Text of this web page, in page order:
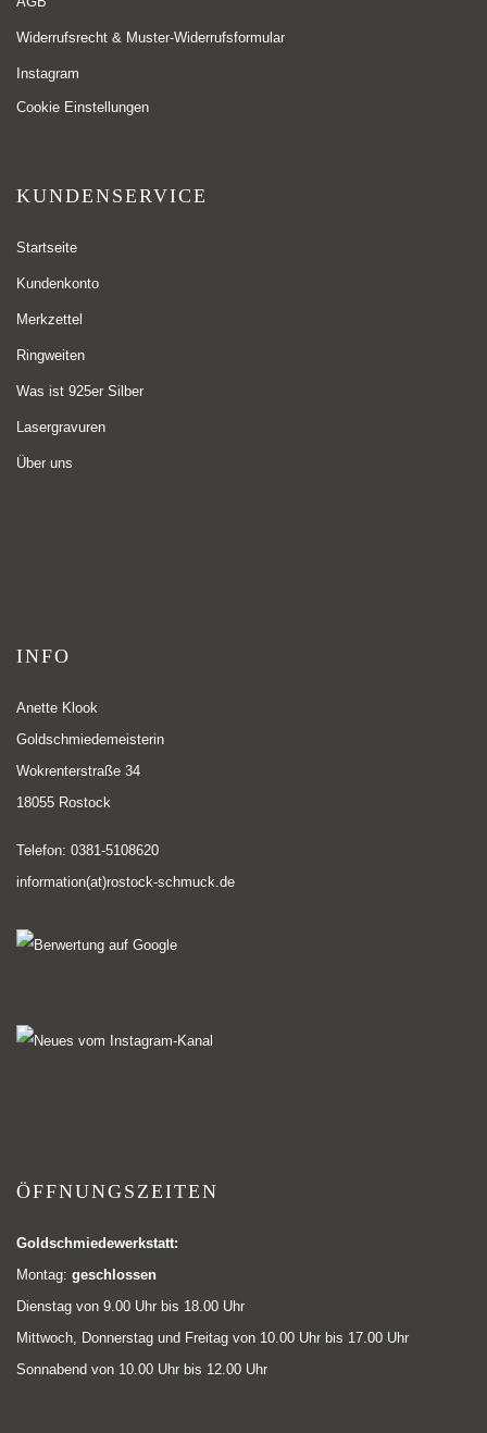
Widerrufsrecht & Muster-Widerrufsformular
Instagram
Cookie Einstellungen
KUNDENSERVICE
Startseite
Kundenkonto
Merkzettel
Ringweiten
Was ist 925er Silber
Lasergravuren
Über uns
INFO
Anette Klook
Goldschmiedemeisterin
Wokrenterstraße 34
18055 Rostock
Telefon: 0381-5108620
information(at)rostock-schmuck.de
ÖFFNUNGSZEITEN
Goldschmiedewerkstatt:
Montag: geschlossen
Dienstag von 9.00 Uhr bis 18.00 Uhr
Mittwoch, Donnerstag und Freitag von 10.00 Uhr bis 17.00 Uhr
Sonnabend von 10.00 Uhr bis 12.00 Uhr